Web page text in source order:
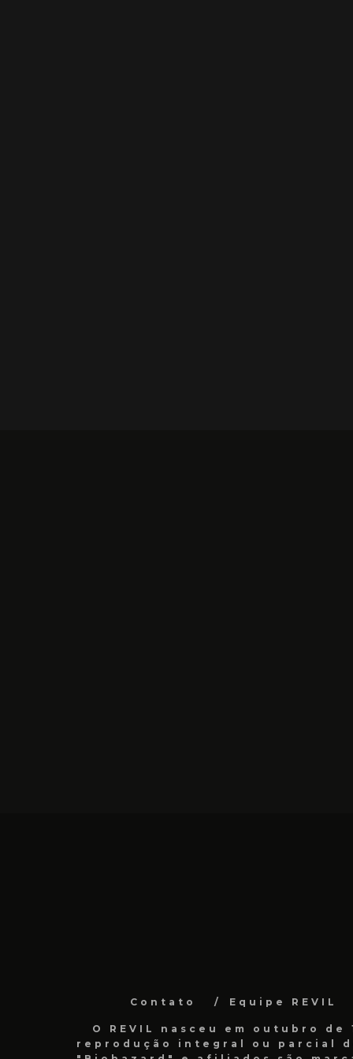
Contato Equipe REVIL
O REVIL nasceu em outubro
reprodução integral ou parcial